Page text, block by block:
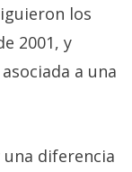
los
2001, y
a una
diferencia